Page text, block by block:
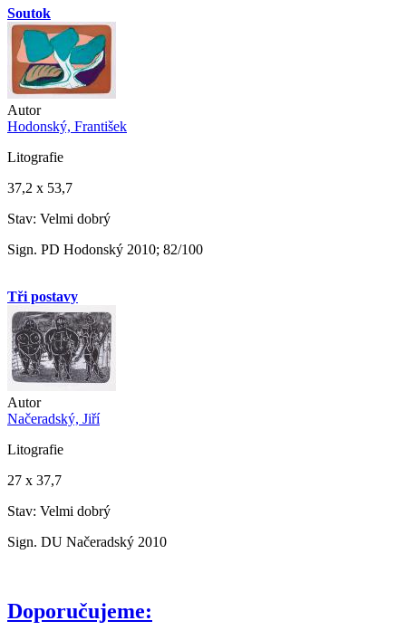
Soutok
Autor
Hodonský, František
Litografie
37,2 x 53,7
Stav: Velmi dobrý
Sign. PD Hodonský 2010; 82/100
Tři postavy
Autor
Načeradský, Jiří
Litografie
27 x 37,7
Stav: Velmi dobrý
Sign. DU Načeradský 2010
Doporučujeme: